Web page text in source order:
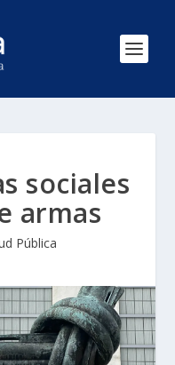
sociales
armas
Pública